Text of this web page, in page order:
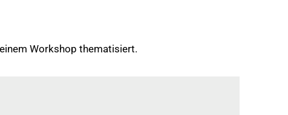
Workshop thematisiert.